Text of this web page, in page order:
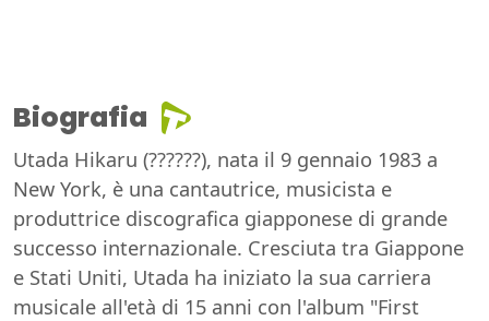
Biografia
Utada Hikaru (??????), nata il 9 gennaio 1983 a
New York, è una cantautrice, musicista e
produttrice discografica giapponese di grande
successo internazionale. Cresciuta tra Giappone
e Stati Uniti, Utada ha iniziato la sua carriera
musicale all'età di 15 anni con l'album "First